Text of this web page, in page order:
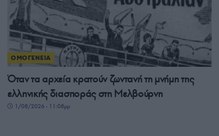
ΟΜΟΓΕΝΕΙΑ
Όταν τα αρχεία κρατούν ζωντανή τη μνήμη της
ελληνικής διασποράς στη Μελβούρνη
1/08/2026 - 11:08μμ